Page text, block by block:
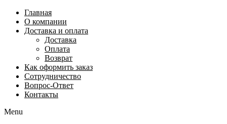
Перейти
содержимому
Главная
О компании
Доставка и оплата
Доставка
Оплата
Возврат
Как оформить заказ
Сотрудничество
Вопрос-Ответ
Контакты
Menu